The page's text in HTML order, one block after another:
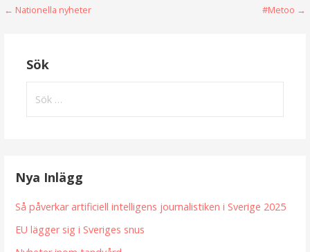
Inläggsnavigering
← Nationella nyheter #Metoo →
Sök
efter:
Nya Inlägg
Så påverkar artificiell intelligens journalistiken i Sverige 2025
EU lägger sig i Sveriges snus